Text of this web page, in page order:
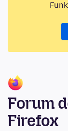
Forum
Firefox